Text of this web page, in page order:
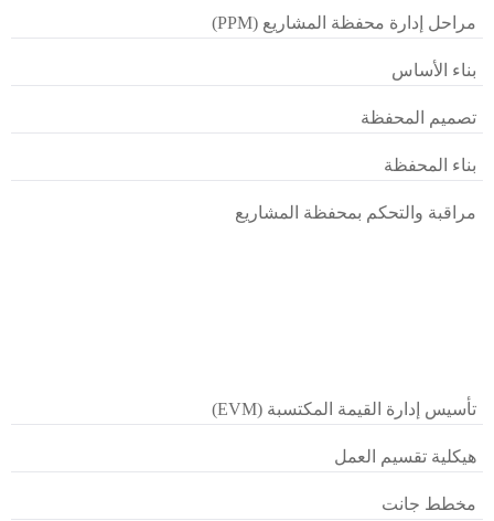
مراحل إدارة محفظة المشاريع (PPM)
بناء الأساس
تصميم المحفظة
بناء المحفظة
مراقبة والتحكم بمحفظة المشاريع
تأسيس إدارة القيمة المكتسبة (EVM)
هيكلية تقسيم العمل
مخطط جانت